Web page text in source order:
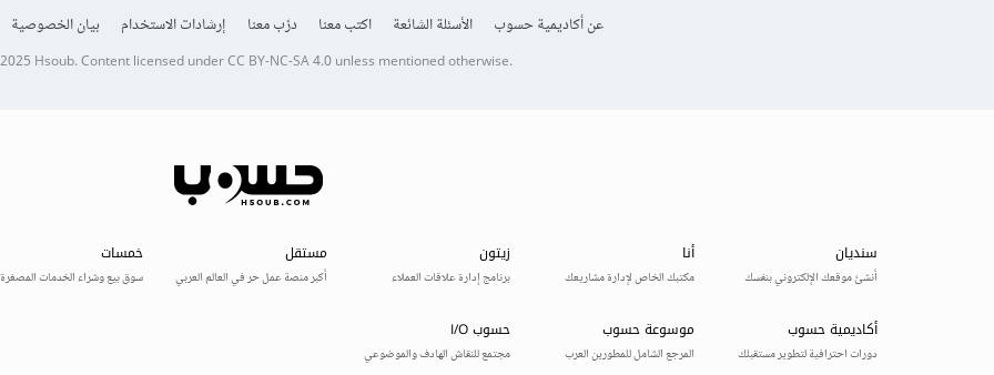
عن أكاديمية حسوب الأسئلة الشائعة اكتب معنا درّب معنا إرشادات الاستخدام بيان الخصوصية
Hsoub.Content licensed underCC BY-NC-SA 4.0unless mentioned otherwise.